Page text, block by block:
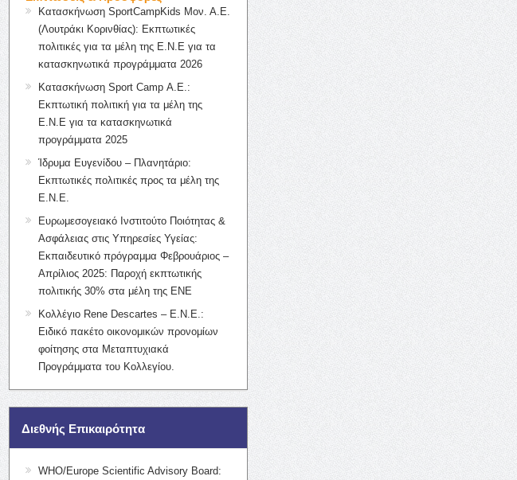
Κατασκήνωση SportCampKids Μον. Α.Ε.
(Λουτράκι Κορινθίας): Εκπτωτικές
πολιτικές για τα μέλη της Ε.Ν.Ε για τα
κατασκηνωτικά προγράμματα 2026
Κατασκήνωση Sport Camp Α.Ε.:
Εκπτωτική πολιτική για τα μέλη της
Ε.Ν.Ε για τα κατασκηνωτικά
προγράμματα 2025
Ίδρυμα Ευγενίδου – Πλανητάριο:
Εκπτωτικές πολιτικές προς τα μέλη της
Ε.Ν.Ε.
Ευρωμεσογειακό Ινστιτούτο Ποιότητας &
Ασφάλειας στις Υπηρεσίες Υγείας:
Εκπαιδευτικό πρόγραμμα Φεβρουάριος –
Απρίλιος 2025: Παροχή εκπτωτικής
πολιτικής 30% στα μέλη της ΕΝΕ
Κολλέγιο Rene Descartes – Ε.Ν.Ε.:
Ειδικό πακέτο οικονομικών προνομίων
φοίτησης στα Μεταπτυχιακά
Προγράμματα του Κολλεγίου.
Διεθνής Επικαιρότητα
WHO/Europe Scientific Advisory Board: